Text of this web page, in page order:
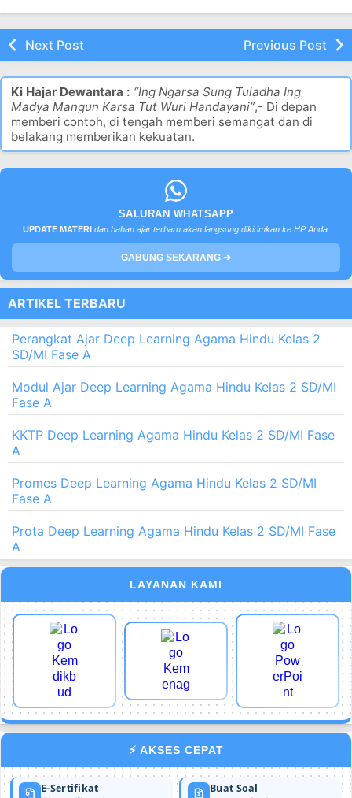
Next Post Previous Post
Ki Hajar Dewantara : “Ing Ngarsa Sung Tuladha Ing
Madya Mangun Karsa Tut Wuri Handayani”,- Di depan
memberi contoh, di tengah memberi semangat dan di
belakang memberikan kekuatan.
SALURAN WHATSAPP
UPDATE MATERI dan bahan ajar terbaru akan langsung dikirimkan ke HP Anda.
GABUNG SEKARANG ➔
ARTIKEL TERBARU
Perangkat Ajar Deep Learning Agama Hindu Kelas 2
SD/MI Fase A
Modul Ajar Deep Learning Agama Hindu Kelas 2 SD/MI
Fase A
KKTP Deep Learning Agama Hindu Kelas 2 SD/MI Fase
A
Promes Deep Learning Agama Hindu Kelas 2 SD/MI
Fase A
Prota Deep Learning Agama Hindu Kelas 2 SD/MI Fase
A
LAYANAN KAMI
⚡ AKSES CEPAT
E-Sertifikat Buat Soal